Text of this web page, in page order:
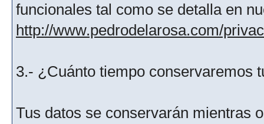
funcionales tal como se detalla en
http://www.pedrodelarosa.com/
3.- ¿Cuánto tiempo conservaremos
Tus datos se conservarán mientras